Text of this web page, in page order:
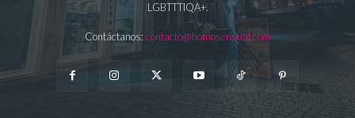
LGBTTTIQA+.
Contáctanos: contacto@homosensual.com